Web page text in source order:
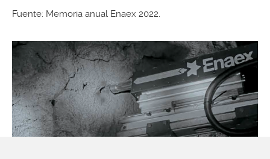
Fuente: Memoria anual Enaex 2022.